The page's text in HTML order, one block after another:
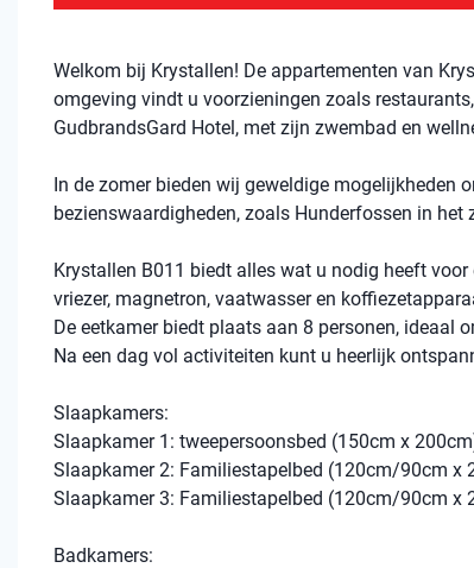
Welkom bij Krystallen! De appartementen van
omgeving vindt u voorzieningen zoals
GudbrandsGard Hotel, met zijn zwembad en
In de zomer bieden wij geweldige mogelijkheden
bezienswaardigheden, zoals Hunderfossen in
Krystallen B011 biedt alles wat u nodig heeft
vriezer, magnetron, vaatwasser en
De eetkamer biedt plaats aan 8 personen, ideaal
Na een dag vol activiteiten kunt u heerlijk
Slaapkamers:
Slaapkamer 1: tweepersoonsbed (150cm x
Slaapkamer 2: Familiestapelbed (120cm/90cm x
Slaapkamer 3: Familiestapelbed (120cm/90cm x
Badkamers: